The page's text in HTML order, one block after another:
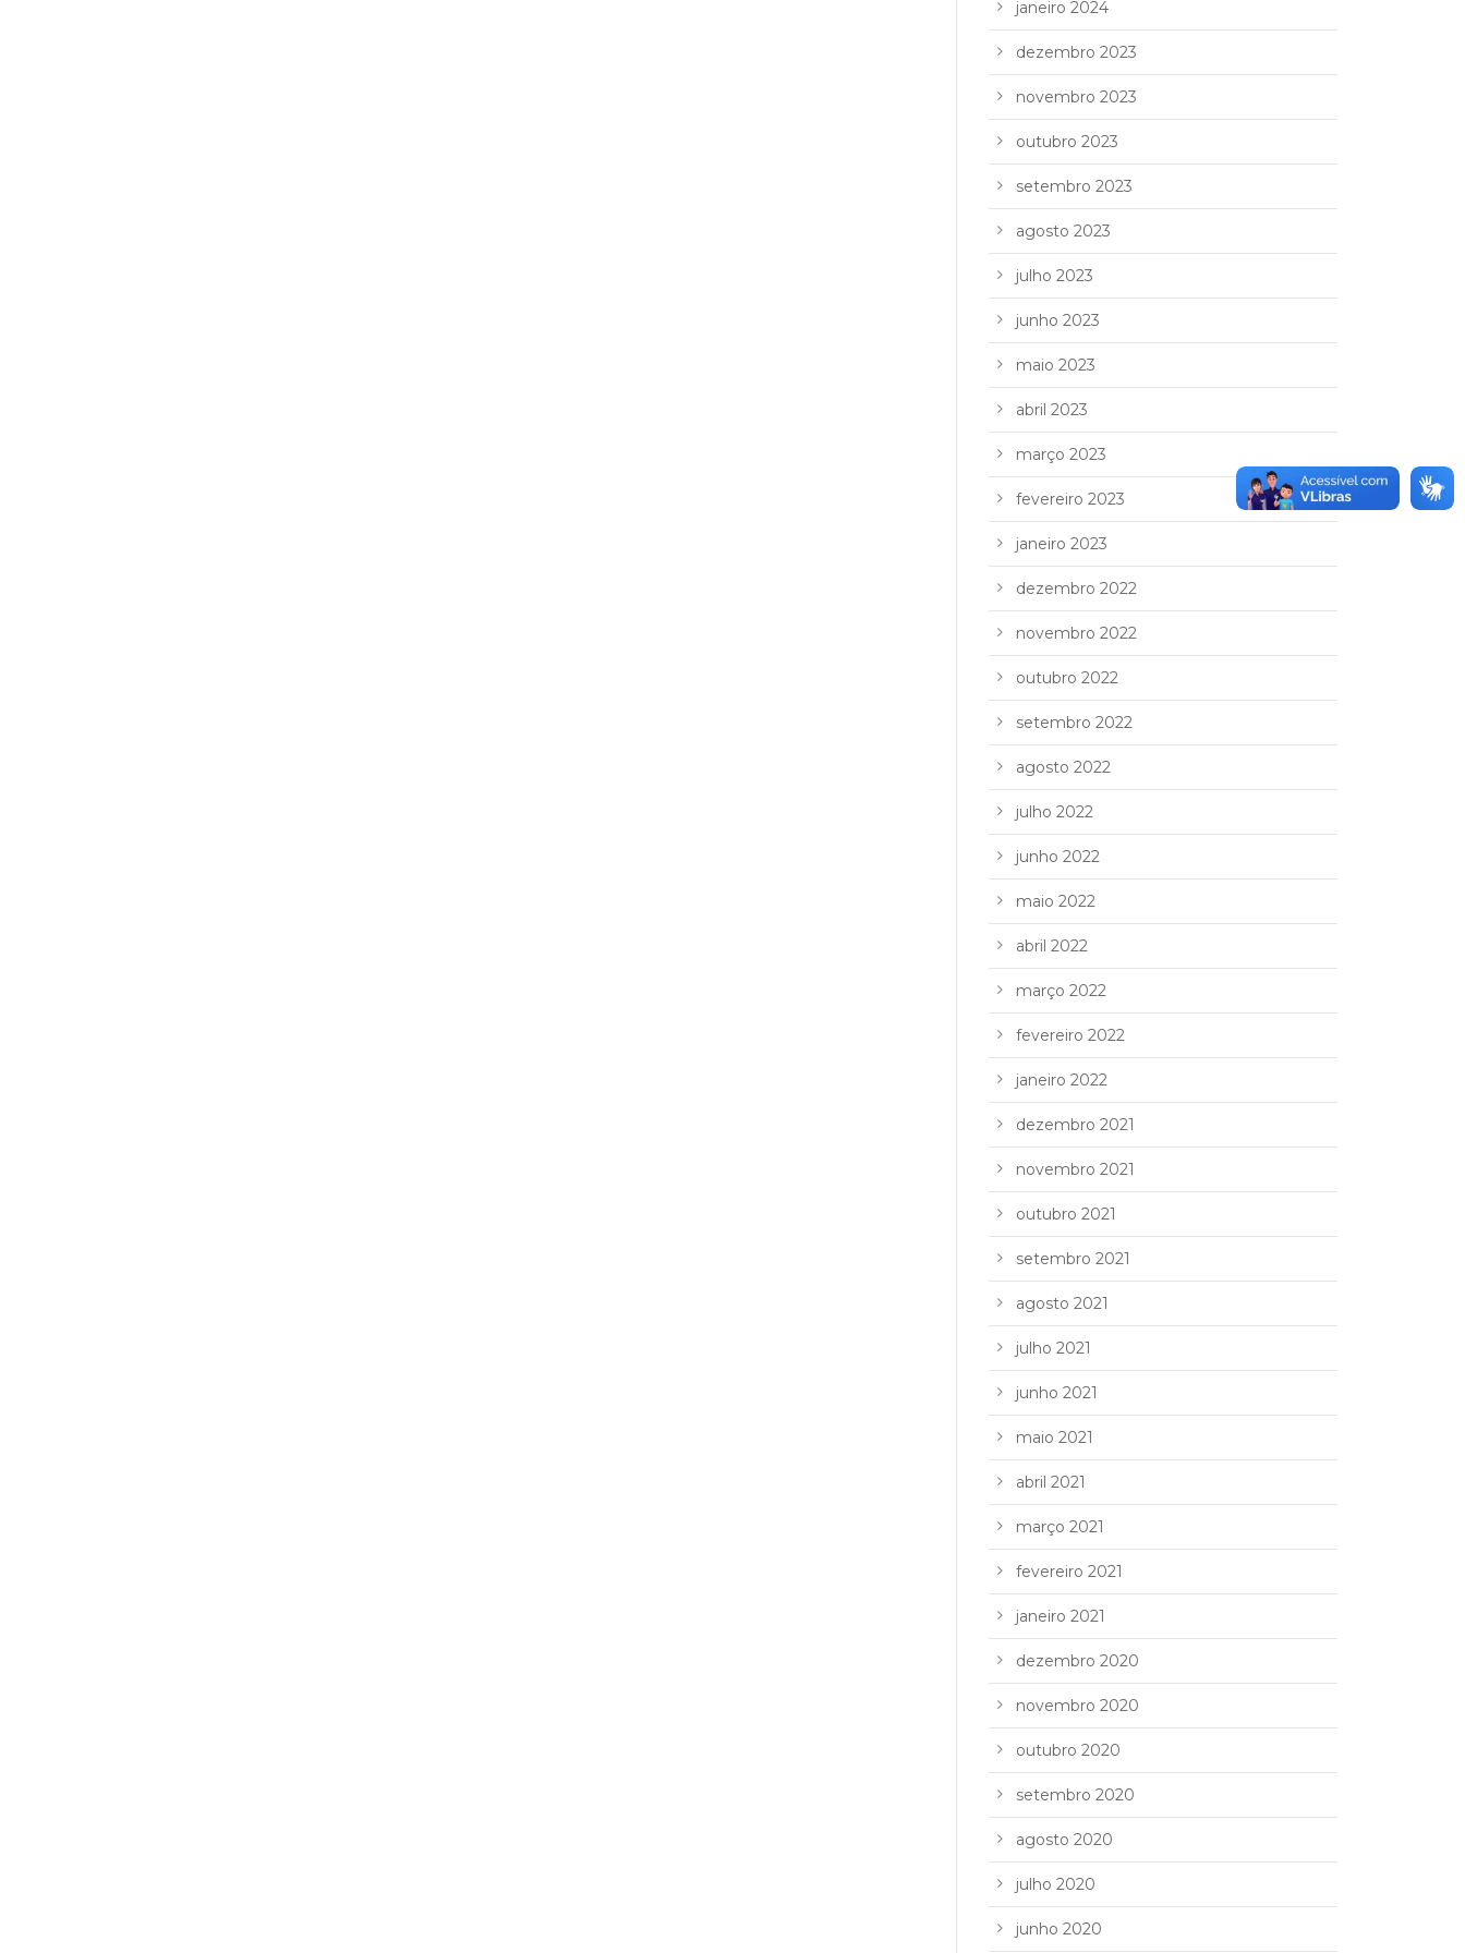
janeiro 2024
dezembro 2023
novembro 2023
outubro 2023
setembro 2023
agosto 2023
julho 2023
junho 2023
maio 2023
abril 2023
março 2023
fevereiro 2023
janeiro 2023
dezembro 2022
novembro 2022
outubro 2022
setembro 2022
agosto 2022
julho 2022
junho 2022
maio 2022
abril 2022
março 2022
fevereiro 2022
janeiro 2022
dezembro 2021
novembro 2021
outubro 2021
setembro 2021
agosto 2021
julho 2021
junho 2021
maio 2021
abril 2021
março 2021
fevereiro 2021
janeiro 2021
dezembro 2020
novembro 2020
outubro 2020
setembro 2020
agosto 2020
julho 2020
junho 2020